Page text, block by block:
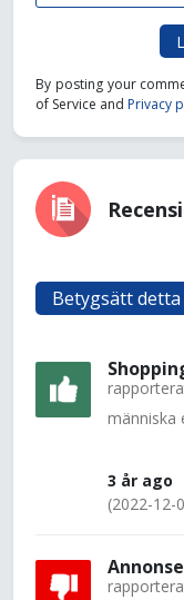
By posting your
of Service and Privacy
Betygsätt
människa
3 år ago
(2022-12-